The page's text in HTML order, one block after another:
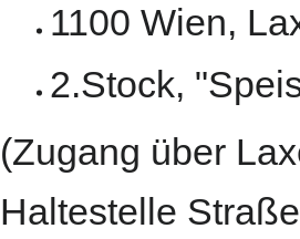
1100 Wien,
2.Stock,
(Zugang über
Haltestelle